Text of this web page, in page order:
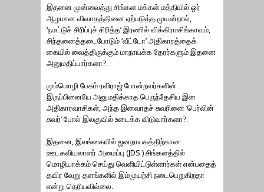
இதனை முன்வைத்து சிங்கள மக்கள் மத்தியில் ஓர்
ஆழமான விவாதத்தினை ஏற்படுத்த முயன்றால்,
‘நமட்டுச் சிரிப்புச் சிரித்த’ இரணில் விக்கிரமசிங்காவும்,
சிந்தனைத்தடைபோடும் ‘வீட்டோ’ அதிகாரத்தைக்
கையில் வைத்திருக்கும் மாநாயக்க தேரர்களும் இதனை
அனுமதிப்பார்களா?.
மும்மொழி பேசும் ரவிராஜ் போன்றவர்களின்
இருப்பினையே அனுமதிக்காத பெருந்தேசிய இன
அதிகாரவாசிகள், அந்த இனவாதச் சுவரினை ‘பெர்லின்
சுவர்’ போல் இலகுவில் உடைக்க விடுவார்களா?.
இதனை, இலங்கையில் ஜனநாயகத்திற்கான
ஊடகவியலாளர் அமைப்பு (JDS ) சிங்களத்தில்
மொழியாக்கம் செய்து வெளியிட்டுள்ளார்கள் என்பதைத்
தவிர வேறு தளங்களில் இம்முயற்சி நடைபெறுகிறதா
என்று தெரியவில்லை.